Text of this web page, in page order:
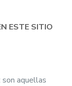
ESTE SITIO
son aquellas